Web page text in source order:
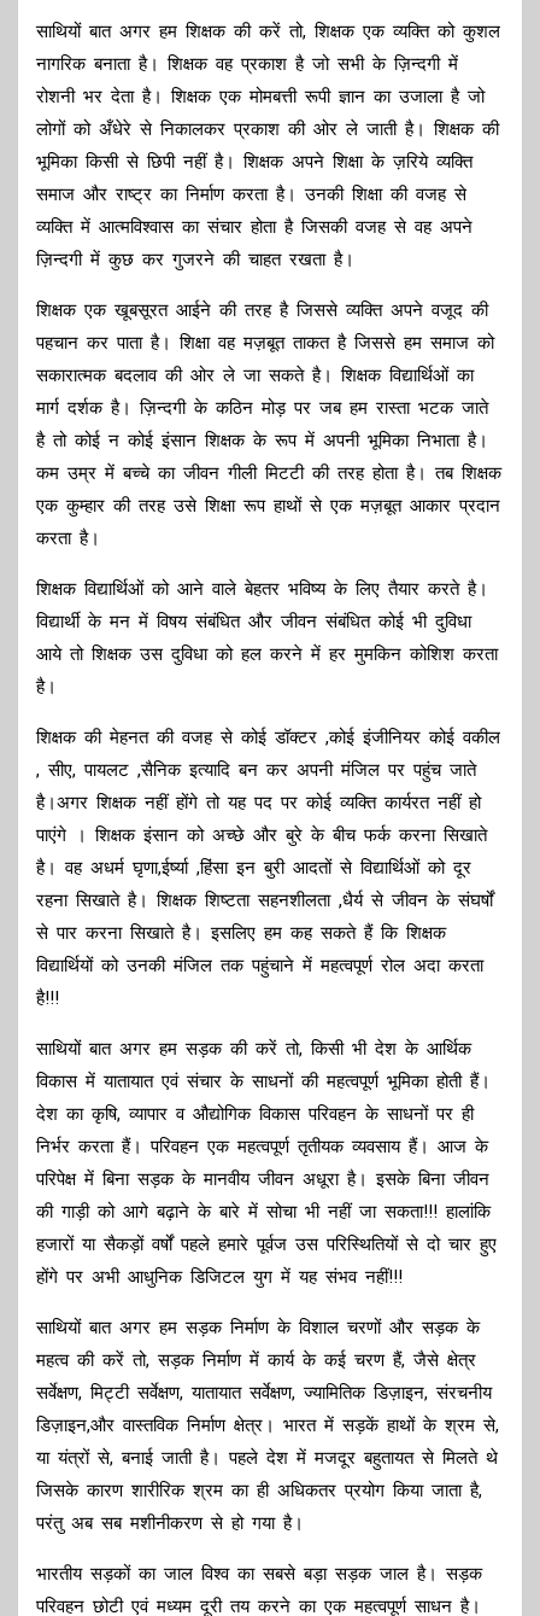
साथियों बात अगर हम शिक्षक की करें तो, शिक्षक एक व्यक्ति को कुशल
नागरिक बनाता है। शिक्षक वह प्रकाश है जो सभी के ज़िन्दगी में
रोशनी भर देता है। शिक्षक एक मोमबत्ती रूपी ज्ञान का उजाला है जो
लोगों को अँधेरे से निकालकर प्रकाश की ओर ले जाती है। शिक्षक की
भूमिका किसी से छिपी नहीं है। शिक्षक अपने शिक्षा के ज़रिये व्यक्ति
समाज और राष्ट्र का निर्माण करता है। उनकी शिक्षा की वजह से
व्यक्ति में आत्मविश्वास का संचार होता है जिसकी वजह से वह अपने
ज़िन्दगी में कुछ कर गुजरने की चाहत रखता है।
शिक्षक एक खूबसूरत आईने की तरह है जिससे व्यक्ति अपने वजूद की
पहचान कर पाता है। शिक्षा वह मज़बूत ताकत है जिससे हम समाज को
सकारात्मक बदलाव की ओर ले जा सकते है। शिक्षक विद्यार्थिओं का
मार्ग दर्शक है। ज़िन्दगी के कठिन मोड़ पर जब हम रास्ता भटक जाते
है तो कोई न कोई इंसान शिक्षक के रूप में अपनी भूमिका निभाता है।
कम उम्र में बच्चे का जीवन गीली मिटटी की तरह होता है। तब शिक्षक
एक कुम्हार की तरह उसे शिक्षा रूप हाथों से एक मज़बूत आकार प्रदान
करता है।
शिक्षक विद्यार्थिओं को आने वाले बेहतर भविष्य के लिए तैयार करते है।
विद्यार्थी के मन में विषय संबंधित और जीवन संबंधित कोई भी दुविधा
आये तो शिक्षक उस दुविधा को हल करने में हर मुमकिन कोशिश करता
है।
शिक्षक की मेहनत की वजह से कोई डॉक्टर ,कोई इंजीनियर कोई वकील
, सीए, पायलट ,सैनिक इत्यादि बन कर अपनी मंजिल पर पहुंच जाते
है।अगर शिक्षक नहीं होंगे तो यह पद पर कोई व्यक्ति कार्यरत नहीं हो
पाएंगे । शिक्षक इंसान को अच्छे और बुरे के बीच फर्क करना सिखाते
है। वह अधर्म घृणा,ईर्ष्या ,हिंसा इन बुरी आदतों से विद्यार्थिओं को दूर
रहना सिखाते है। शिक्षक शिष्टता सहनशीलता ,धैर्य से जीवन के संघर्षों
से पार करना सिखाते है। इसलिए हम कह सकते हैं कि शिक्षक
विद्यार्थियों को उनकी मंजिल तक पहुंचाने में महत्वपूर्ण रोल अदा करता
है!!!
साथियों बात अगर हम सड़क की करें तो, किसी भी देश के आर्थिक
विकास में यातायात एवं संचार के साधनों की महत्वपूर्ण भूमिका होती हैं।
देश का कृषि, व्यापार व औद्योगिक विकास परिवहन के साधनों पर ही
निर्भर करता हैं। परिवहन एक महत्वपूर्ण तृतीयक व्यवसाय हैं। आज के
परिपेक्ष में बिना सड़क के मानवीय जीवन अधूरा है। इसके बिना जीवन
की गाड़ी को आगे बढ़ाने के बारे में सोचा भी नहीं जा सकता!!! हालांकि
हजारों या सैकड़ों वर्षों पहले हमारे पूर्वज उस परिस्थितियों से दो चार हुए
होंगे पर अभी आधुनिक डिजिटल युग में यह संभव नहीं!!!
साथियों बात अगर हम सड़क निर्माण के विशाल चरणों और सड़क के
महत्व की करें तो, सड़क निर्माण में कार्य के कई चरण हैं, जैसे क्षेत्र
सर्वेक्षण, मिट्टी सर्वेक्षण, यातायात सर्वेक्षण, ज्यामितिक डिज़ाइन, संरचनीय
डिज़ाइन,और वास्तविक निर्माण क्षेत्र। भारत में सड़कें हाथों के श्रम से,
या यंत्रों से, बनाई जाती है। पहले देश में मजदूर बहुतायत से मिलते थे
जिसके कारण शारीरिक श्रम का ही अधिकतर प्रयोग किया जाता है,
परंतु अब सब मशीनीकरण से हो गया है।
भारतीय सड़कों का जाल विश्व का सबसे बड़ा सड़क जाल है। सड़क
परिवहन छोटी एवं मध्यम दूरी तय करने का एक महत्वपूर्ण साधन है।